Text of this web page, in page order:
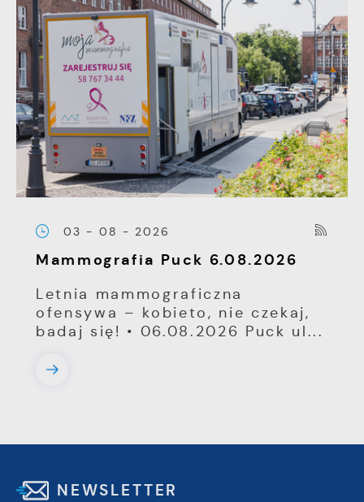
03 - 08 - 2026
Mammografia Puck 6.08.2026
Letnia mammograficzna
ofensywa – kobieto, nie czekaj,
badaj się! • 06.08.2026 Puck ul...
NEWSLETTER